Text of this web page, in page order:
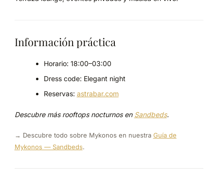
Información práctica
Horario: 18:00–03:00
Dress code: Elegant night
Reservas: astrabar.com
Descubre más rooftops nocturnos en Sandbeds.
→ Descubre todo sobre Mykonos en nuestra Guía de
Mykonos — Sandbeds.